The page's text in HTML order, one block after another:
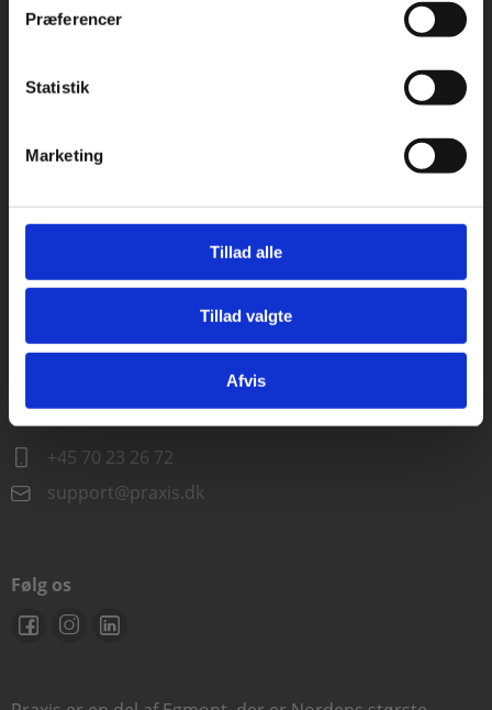
Præferencer
Statistik
Marketing
Tillad alle
Tillad valgte
Afvis
5000 Odense
Rødekro
Hærvejen 8
Alle hverdage kl. 10.00-15.00
Alle hverdage 8.00-15.00
+45 70 23 26 72
support@praxis.dk
Følg os
Gå til praxisOnline